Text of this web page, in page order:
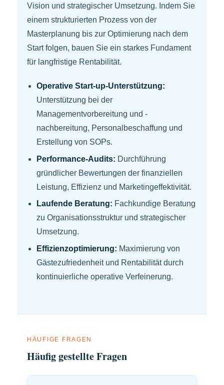
Vision und strategischer Umsetzung. Indem Sie
einem strukturierten Prozess von der
Masterplanung bis zur Optimierung nach dem
Start folgen, bauen Sie ein starkes Fundament
für langfristige Rentabilität.
Operative Start-up-Unterstützung:
Unterstützung bei der
Managementvorbereitung und -
nachbereitung, Personalbeschaffung und
Erstellung von SOPs.
Performance-Audits: Durchführung
gründlicher Bewertungen der finanziellen
Leistung, Effizienz und Marketingeffektivität.
Laufende Beratung: Fachkundige Beratung
zu Organisationsstruktur und strategischer
Umsetzung.
Effizienzoptimierung: Maximierung von
Gästezufriedenheit und Rentabilität durch
kontinuierliche operative Verfeinerung.
HÄUFIGE FRAGEN
Häufig gestellte Fragen